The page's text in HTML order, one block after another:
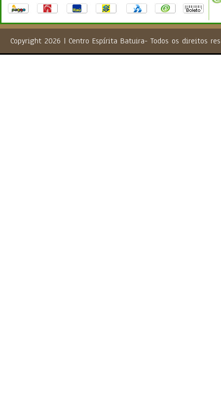
Copyright 2026 | Centro Espírita Batuira- Todos os